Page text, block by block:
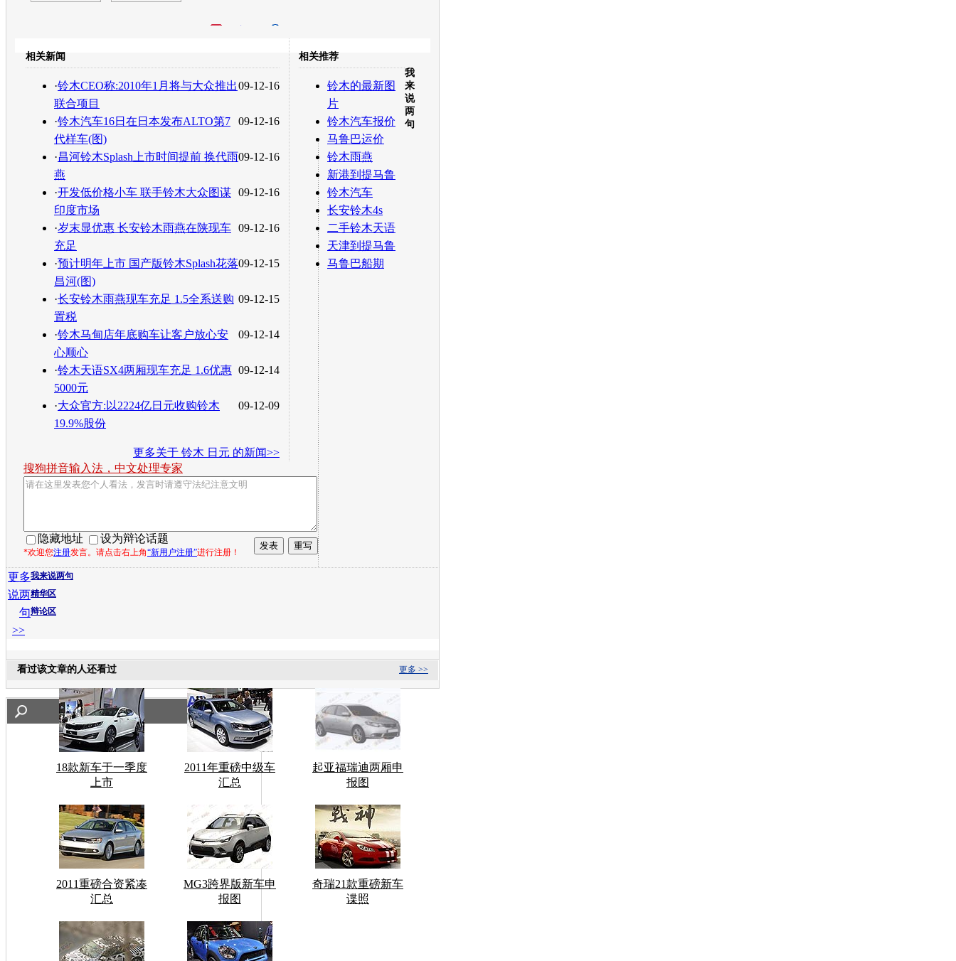
转发至： 白社会 百度i贴吧
相关新闻
09-12-16
·铃木CEO称:2010年1月将与大众推出
联合项目
09-12-16
·铃木汽车16日在日本发布ALTO第7
代样车(图)
09-12-16
·昌河铃木Splash上市时间提前 换代雨
燕
09-12-16
·开发低价格小车 联手铃木大众图谋
印度市场
09-12-16
·岁末显优惠 长安铃木雨燕在陕现车
充足
09-12-15
·预计明年上市 国产版铃木Splash花落
昌河(图)
09-12-15
·长安铃木雨燕现车充足 1.5全系送购
置税
09-12-14
·铃木马甸店年底购车让客户放心安
心顺心
09-12-14
·铃木天语SX4两厢现车充足 1.6优惠
5000元
09-12-09
·大众官方:以2224亿日元收购铃木
19.9%股份
更多关于 铃木 日元 的新闻>>
相关推荐
铃木的最新图
片
铃木汽车报价
马鲁巴运价
铃木雨燕
新港到提马鲁
铃木汽车
长安铃木4s
二手铃木天语
天津到提马鲁
马鲁巴船期
我
来
说
两
句
搜狗拼音输入法，中文处理专家
隐藏地址 设为辩论话题
*欢迎您注册发言。请点击右上角“新用户注册”进行注册！
我来说两句
精华区
辩论区
更多
说两
句
>>
更多 >>
看过该文章的人还看过
18款新车于一季度
上市
2011年重磅中级车
汇总
起亚福瑞迪两厢申
报图
2011重磅合资紧凑
汇总
MG3跨界版新车申
报图
奇瑞21款重磅新车
谍照